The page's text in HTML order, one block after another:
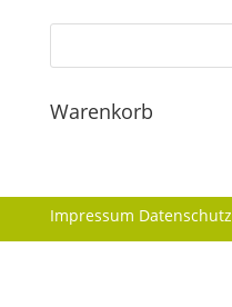
Warenkorb
Impressum Datenschutz